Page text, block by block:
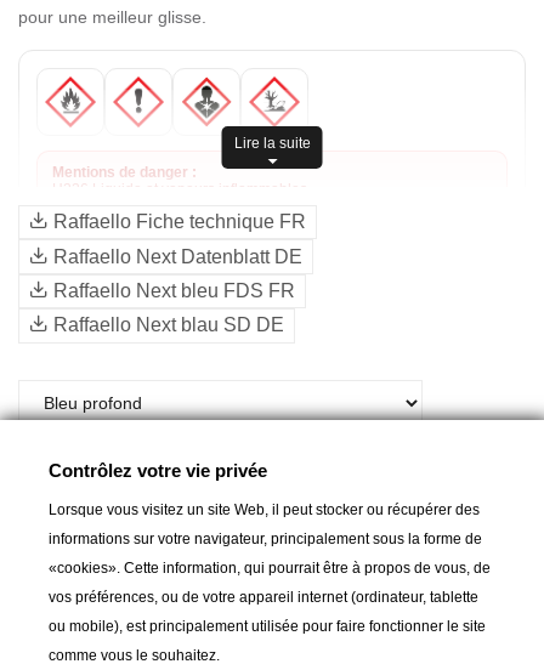
pour une meilleur glisse.
Mentions de danger :
H226 Liquide et vapeurs inflammables.
H319 Provoque une sévère irritation des yeux.
H335 Peut irriter les voies respiratoires.
d'expositions répétées ou d'une exposition prolongée
effets néfastes à long terme.
Attention
AVANTAGES
- Grande fluidité de la coque
- Amélioration de la performance dans les eaux chaudes
- Nature hydrophile
- Surface lisse et homogène
Attention ! Seule la couleur blanche est adaptée pour les
Lire la suite
Raffaello Fiche technique FR
Raffaello Next Datenblatt DE
Raffaello Next bleu FDS FR
Raffaello Next blau SD DE
Ajouter au panier
Livrable et disponible en magasin
Contrôlez votre vie privée
Lorsque vous visitez un site Web, il peut stocker ou récupérer des
informations sur votre navigateur, principalement sous la forme de
«cookies». Cette information, qui pourrait être à propos de vous, de
vos préférences, ou de votre appareil internet (ordinateur, tablette
ou mobile), est principalement utilisée pour faire fonctionner le site
comme vous le souhaitez.